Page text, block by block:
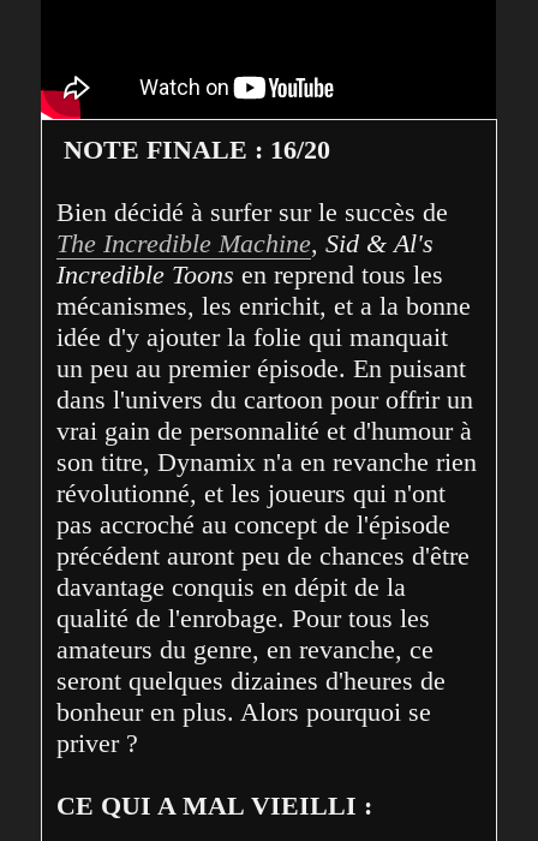
NOTE FINALE : 16/20
The Incredible Machine, Sid & Al's
Incredible Toons en reprend tous les
mécanismes, les enrichit, et a la bonne
idée d'y ajouter la folie qui manquait
un peu au premier épisode. En puisant
dans l'univers du cartoon pour offrir un
vrai gain de personnalité et d'humour à
son titre, Dynamix n'a en revanche rien
révolutionné, et les joueurs qui n'ont
pas accroché au concept de l'épisode
précédent auront peu de chances d'être
davantage conquis en dépit de la
qualité de l'enrobage. Pour tous les
amateurs du genre, en revanche, ce
seront quelques dizaines d'heures de
bonheur en plus. Alors pourquoi se
priver ?
CE QUI A MAL VIEILLI :